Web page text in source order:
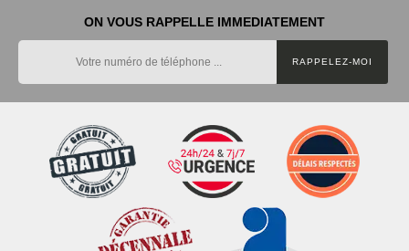
ON VOUS RAPPELLE IMMEDIATEMENT